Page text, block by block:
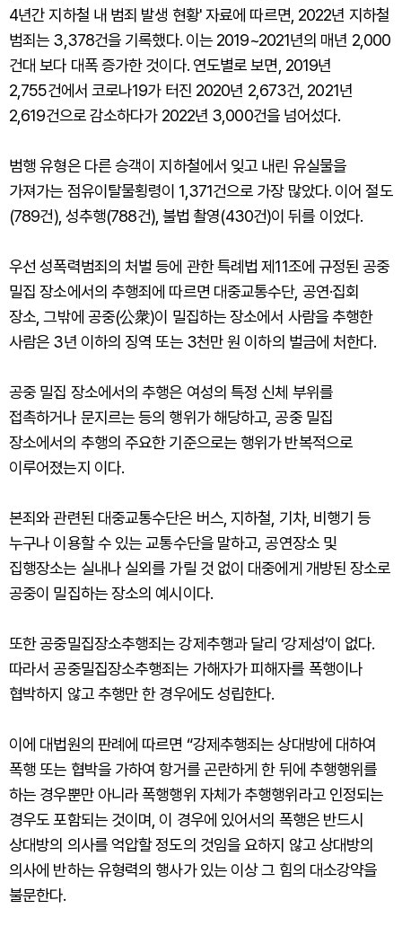
4년간 지하철 내 범죄 발생 현황' 자료에 따르면, 2022년 지하철
범죄는 3,378건을 기록했다. 이는 2019~2021년의 매년 2,000
건대 보다 대폭 증가한 것이다. 연도별로 보면, 2019년
2,755건에서 코로나19가 터진 2020년 2,673건, 2021년
2,619건으로 감소하다가 2022년 3,000건을 넘어섰다.
범행 유형은 다른 승객이 지하철에서 잊고 내린 유실물을
가져가는 점유이탈물횡령이 1,371건으로 가장 많았다. 이어 절도
(789건), 성추행(788건), 불법 촬영(430건)이 뒤를 이었다.
우선 성폭력범죄의 처벌 등에 관한 특례법 제11조에 규정된 공중
밀집 장소에서의 추행죄에 따르면 대중교통수단, 공연·집회
장소, 그밖에 공중(公衆)이 밀집하는 장소에서 사람을 추행한
사람은 3년 이하의 징역 또는 3천만 원 이하의 벌금에 처한다.
공중 밀집 장소에서의 추행은 여성의 특정 신체 부위를
접촉하거나 문지르는 등의 행위가 해당하고, 공중 밀집
장소에서의 추행의 주요한 기준으로는 행위가 반복적으로
이루어졌는지 이다.
본죄와 관련된 대중교통수단은 버스, 지하철, 기차, 비행기 등
누구나 이용할 수 있는 교통수단을 말하고, 공연장소 및
집행장소는 실내나 실외를 가릴 것 없이 대중에게 개방된 장소로
공중이 밀집하는 장소의 예시이다.
또한 공중밀집장소추행죄는 강제추행과 달리 ‘강제성’이 없다.
따라서 공중밀집장소추행죄는 가해자가 피해자를 폭행이나
협박하지 않고 추행만 한 경우에도 성립한다.
이에 대법원의 판례에 따르면 “강제추행죄는 상대방에 대하여
폭행 또는 협박을 가하여 항거를 곤란하게 한 뒤에 추행행위를
하는 경우뿐만 아니라 폭행행위 자체가 추행행위라고 인정되는
경우도 포함되는 것이며, 이 경우에 있어서의 폭행은 반드시
상대방의 의사를 억압할 정도의 것임을 요하지 않고 상대방의
의사에 반하는 유형력의 행사가 있는 이상 그 힘의 대소강약을
불문한다.